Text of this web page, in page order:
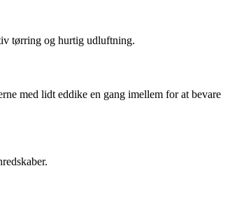
tørring og hurtig udluftning.
med lidt eddike en gang imellem for at bevare